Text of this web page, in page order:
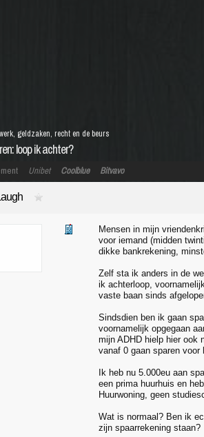
loop ik achter?
geldzaken, recht en de beurs
Unibet Coolblue Bitvavo
Mensen in mijn
voor iemand (midden
dikke bankrekening,
Zelf sta ik anders in de
ik achterloop,
vaste baan sinds
Sindsdien ben ik gaan
voornamelijk opgegaan
mijn ADHD hielp hier ook
vanaf 0 gaan sparen
Ik heb nu 5.000eu aan
een prima huurhuis en
Huurwoning, geen
Wat is normaal? Ben ik
zijn spaarrekening staan?